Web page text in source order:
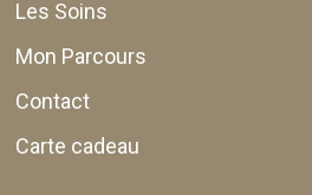
Les Soins
Mon Parcours
Contact
Carte cadeau